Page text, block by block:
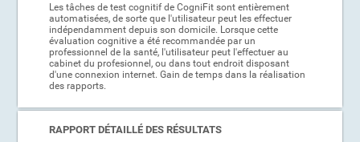
Les tâches de test cognitif de CogniFit sont entièrement
automatisées, de sorte que l'utilisateur peut les effectuer
indépendamment depuis son domicile. Lorsque cette
évaluation cognitive a été recommandée par un
professionnel de la santé, l'utilisateur peut l'effectuer au
cabinet du profesionnel, ou dans tout endroit disposant
d'une connexion internet. Gain de temps dans la réalisation
des rapports.
RAPPORT DÉTAILLÉ DES RÉSULTATS